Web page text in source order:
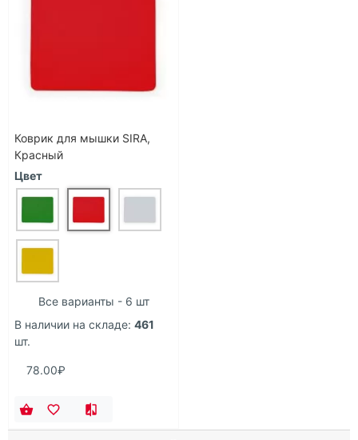
Коврик для мышки SIRA,
Красный
Цвет
Все варианты - 6 шт
В наличии на складе: 461
шт.
78.00₽